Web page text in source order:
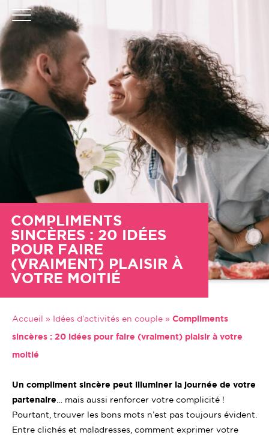
COMPLIMENTS
SINCÈRES : 20 IDÉES
POUR FAIRE
(VRAIMENT) PLAISIR À
VOTRE MOITIÉ
Accueil » Idées d’activités en couple » Compliments
sincères : 20 idées pour faire (vraiment) plaisir à votre
moitié
Un compliment sincère peut illuminer la journée de votre
partenaire … mais aussi renforcer votre complicité !
Pourtant, trouver les bons mots n’est pas toujours évident.
Entre clichés et maladresses, comment exprimer votre